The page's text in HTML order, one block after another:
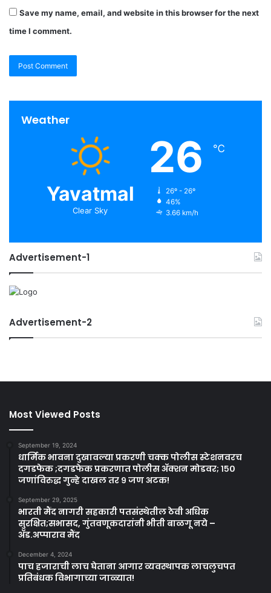
Save my name, email, and website in this browser for the next
time I comment.
Weather
Yavatmal
Clear Sky
26 ℃
26º - 26º
46%
3.66 km/h
Advertisement-1
Advertisement-2
Most Viewed Posts
September 19, 2024
धार्मिक भावना दुखावल्या प्रकरणी चक्क पोलीस स्टेशनवरच
दगडफेक ;दगडफेक प्रकरणात पोलीस अ‍ॅक्शन मोडवर; १५०
जणांविरुद्ध गुन्हे दाखल तर ९ जण अटक!
September 29, 2025
भारती मैंद नागरी सहकारी पतसंस्थेतील ठेवी अधिक
सुरक्षित;सभासद, गुंतवणूकदारांनी भीती बाळगू नये –
ॲड.अप्पाराव मैंद
December 4, 2024
पाच हजाराची लाच घेताना आगार व्यवस्थापक लाचलुचपत
प्रतिबंधक विभागाच्या जाळ्यात!